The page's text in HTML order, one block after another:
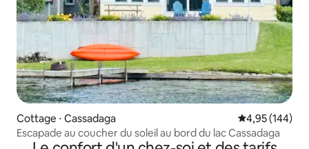
Cottage ⋅ Cassadaga Évaluation
4,95 (144)
Escapade au coucher du soleil au bord du lac Cassadaga